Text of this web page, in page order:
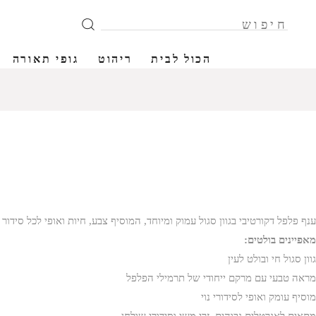
הכול לבית ריהוט גופי תאורה
ענף פלפל דקורטיבי בגוון סגול עמוק ומיוחד, המוסיף צבע, חיות ואופי לכל
מאפיינים בולטים:
גוון סגול חי ובולט לעין
מראה טבעי עם מרקם ייחודי של תרמילי הפלפל
מוסיף עומק ואופי לסידורי נוי